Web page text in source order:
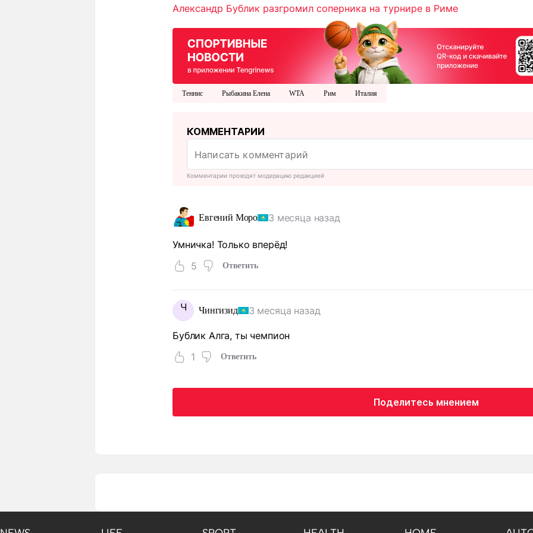
Александр Бублик разгромил соперника на турнире в Риме
Теннис Рыбакина Елена WTA Рим Италия
КОММЕНТАРИИ
Комментарии проходят модерацию редакцией
Евгений Моро 3 месяца назад
Умничка! Только вперёд!
5
Ответить
Ч Чингизид 3 месяца назад
Бублик Алга, ты чемпион
1
Ответить
Поделитесь мнением